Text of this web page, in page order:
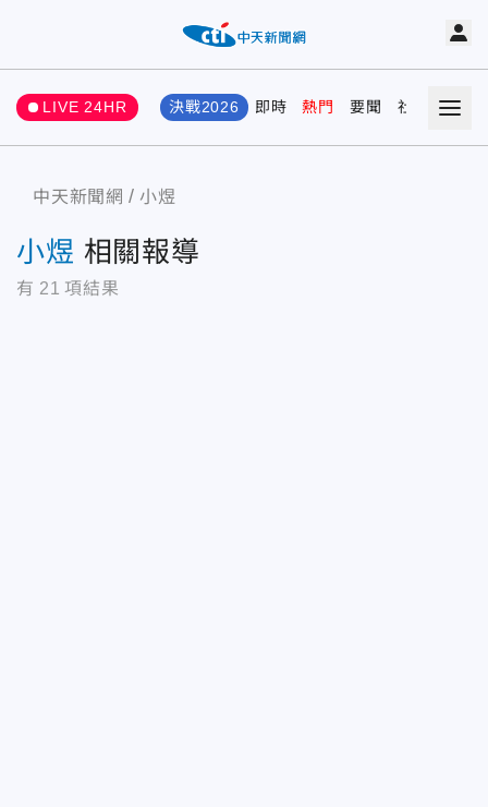
LIVE 24HR 決戰2026 即時 熱門 要聞 社會 娛樂
中天新聞網 小煜
小煜 相關報導
有 21 項結果